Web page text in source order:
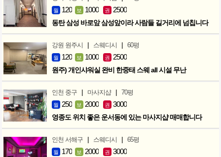
월 120 보 1000 권 2500
동탄 삼성 바로앞 삼성앞이라 사람들 길거리에 넘칩니다
강원 원주시 | 스웨디시 | 60평
월 120 보 1000 권 2500
원주) 개인샤워실 완비 한중태 스웨 all 시설 무난
인천 중구 | 마사지샵 | 70평
월 250 보 2000 권 3000
영종도 위치 좋은 운서동에 있는 마사지샵 매매합니다
인천 서해구 | 스웨디시 | 65평
월 170 보 2000 권 3000